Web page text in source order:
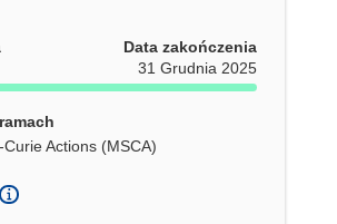
Data zakończenia
31 Grudnia 2025
Curie Actions (MSCA)